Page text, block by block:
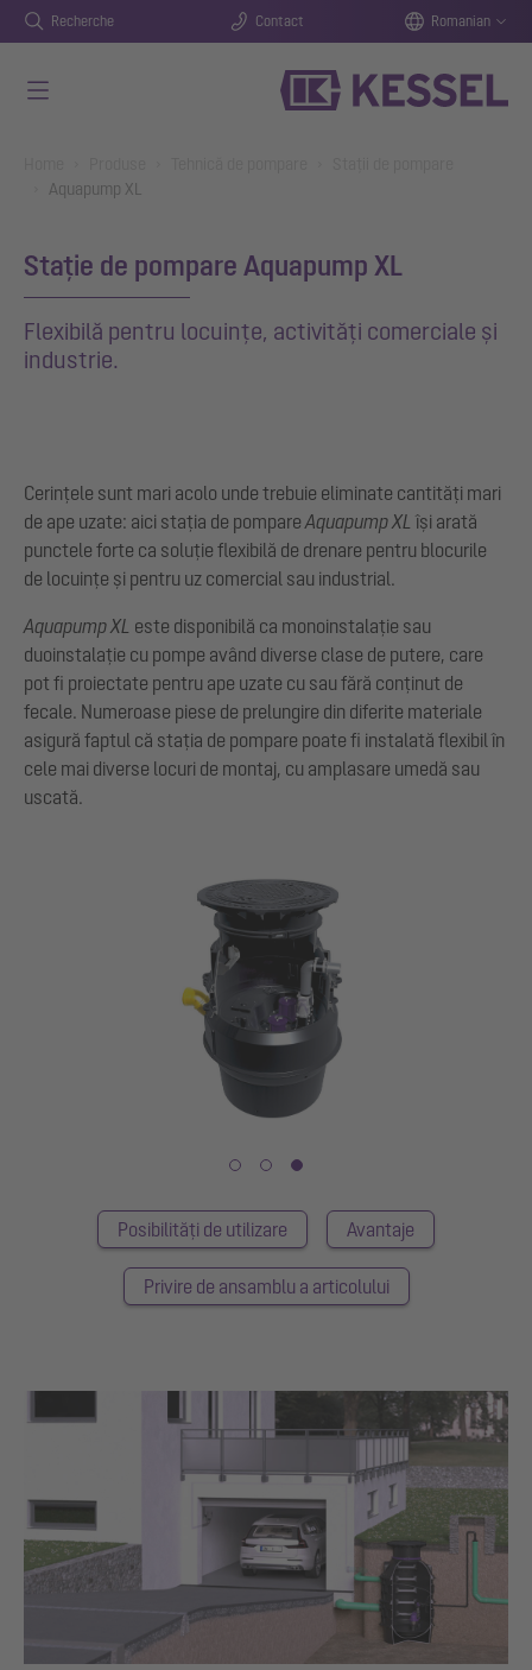
Recherche Contact Romanian
Aquapump XL
Stație de pompare Aquapump XL
Flexibilă pentru locuințe, activități comerciale și
industrie.
Cerințele sunt mari acolo unde trebuie eliminate cantități mari
de ape uzate: aici stația de pompare Aquapump XL își arată
punctele forte ca soluție flexibilă de drenare pentru blocurile
de locuințe și pentru uz comercial sau industrial.
Aquapump XL este disponibilă ca monoinstalație sau
duoinstalație cu pompe având diverse clase de putere, care
pot fi proiectate pentru ape uzate cu sau fără conținut de
fecale. Numeroase piese de prelungire din diferite materiale
asigură faptul că stația de pompare poate fi instalată flexibil în
cele mai diverse locuri de montaj, cu amplasare umedă sau
uscată.
Posibilități de utilizare Avantaje
Privire de ansamblu a articolului